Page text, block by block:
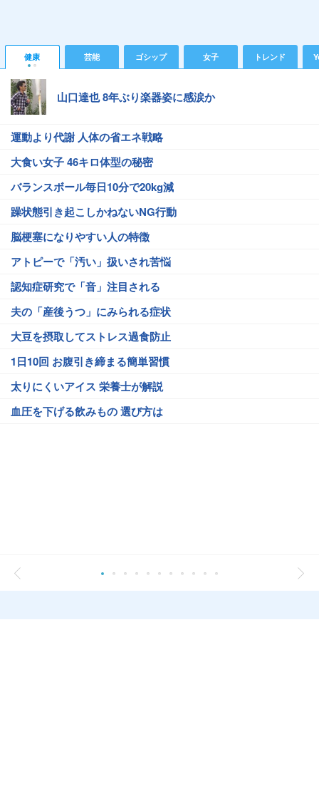
健康 芸能 ゴシップ 女子 トレンド
山口達也 8年ぶり楽器姿に感涙か
運動より代謝 人体の省エネ戦略
大食い女子 46キロ体型の秘密
バランスボール毎日10分で20kg減
躁状態引き起こしかねないNG行動
脳梗塞になりやすい人の特徴
アトピーで「汚い」扱いされ苦悩
認知症研究で「音」注目される
夫の「産後うつ」にみられる症状
大豆を摂取してストレス過食防止
1日10回 お腹引き締まる簡単習慣
太りにくいアイス 栄養士が解説
血圧を下げる飲みもの 選び方は